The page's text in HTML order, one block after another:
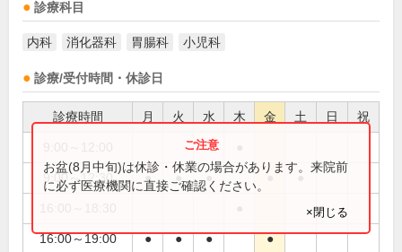
診療科目
内科 消化器科 胃腸科 小児科
診療/受付時間・休診日
診療時間 月 火 水 木 金 土 日 祝
9:00～12:30 ● ● ● ● ●
16:00～19:00 ● ● ● ●
お盆(8月中旬)は休診・休業の場合があります。来院前
に必ず医療機関に直接ご確認ください。
×閉じる